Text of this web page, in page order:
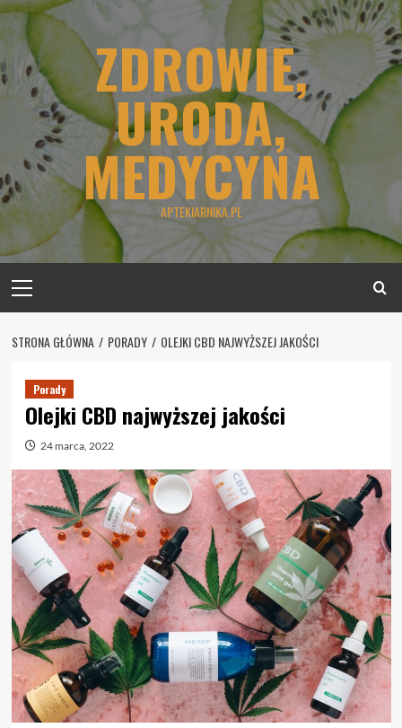
Skip
content
ZDROWIE,
URODA,
MEDYCYNA
APTEKIARNIKA.PL
Menu
STRONA GŁÓWNA PORADY OLEJKI CBD NAJWYŻSZEJ JAKOŚCI
Porady
Olejki CBD najwyższej jakości
24 marca, 2022